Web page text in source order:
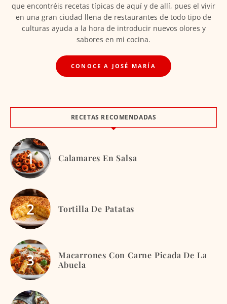
que encontréis recetas típicas de aquí y de allí, pues el vivir
en una gran ciudad llena de restaurantes de todo tipo de
culturas ayuda a la hora de introducir nuevos olores y
sabores en mi cocina.
CONOCE A JOSÉ MARÍA
RECETAS RECOMENDADAS
Calamares En Salsa
Tortilla De Patatas
Macarrones Con Carne Picada De La
Abuela